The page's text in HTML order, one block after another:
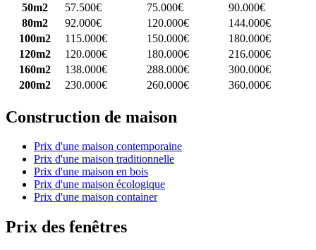
50m2
57.500€ 75.000€
90.000€
80m2
92.000€ 120.000€
144.000€
100m2
115.000€ 150.000€
180.000€
120m2
120.000€ 180.000€
216.000€
160m2
138.000€ 288.000€
300.000€
200m2
230.000€ 260.000€ 360.000€
Construction de maison
Prix d'une maison contemporaine
Prix d'une maison traditionnelle
Prix d'une maison en bois
Prix d'une maison écologique
Prix d'une maison container
Prix des fenêtres